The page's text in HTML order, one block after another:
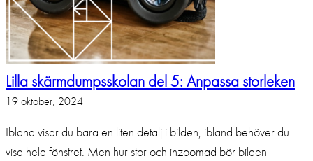
Lilla skärmdumpsskolan del 5: Anpassa storleken
19 oktober, 2024
Ibland visar du bara en liten detalj i bilden, ibland behöver du
visa hela fönstret. Men hur stor och inzoomad bör bilden